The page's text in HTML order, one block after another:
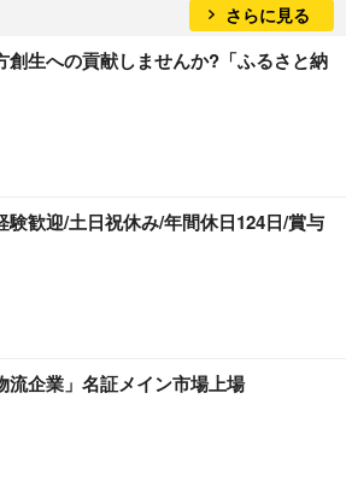
さらに見る
創生への貢献しませんか?「ふるさと納
験歓迎/土日祝休み/年間休日124日/賞与
流企業」名証メイン市場上場